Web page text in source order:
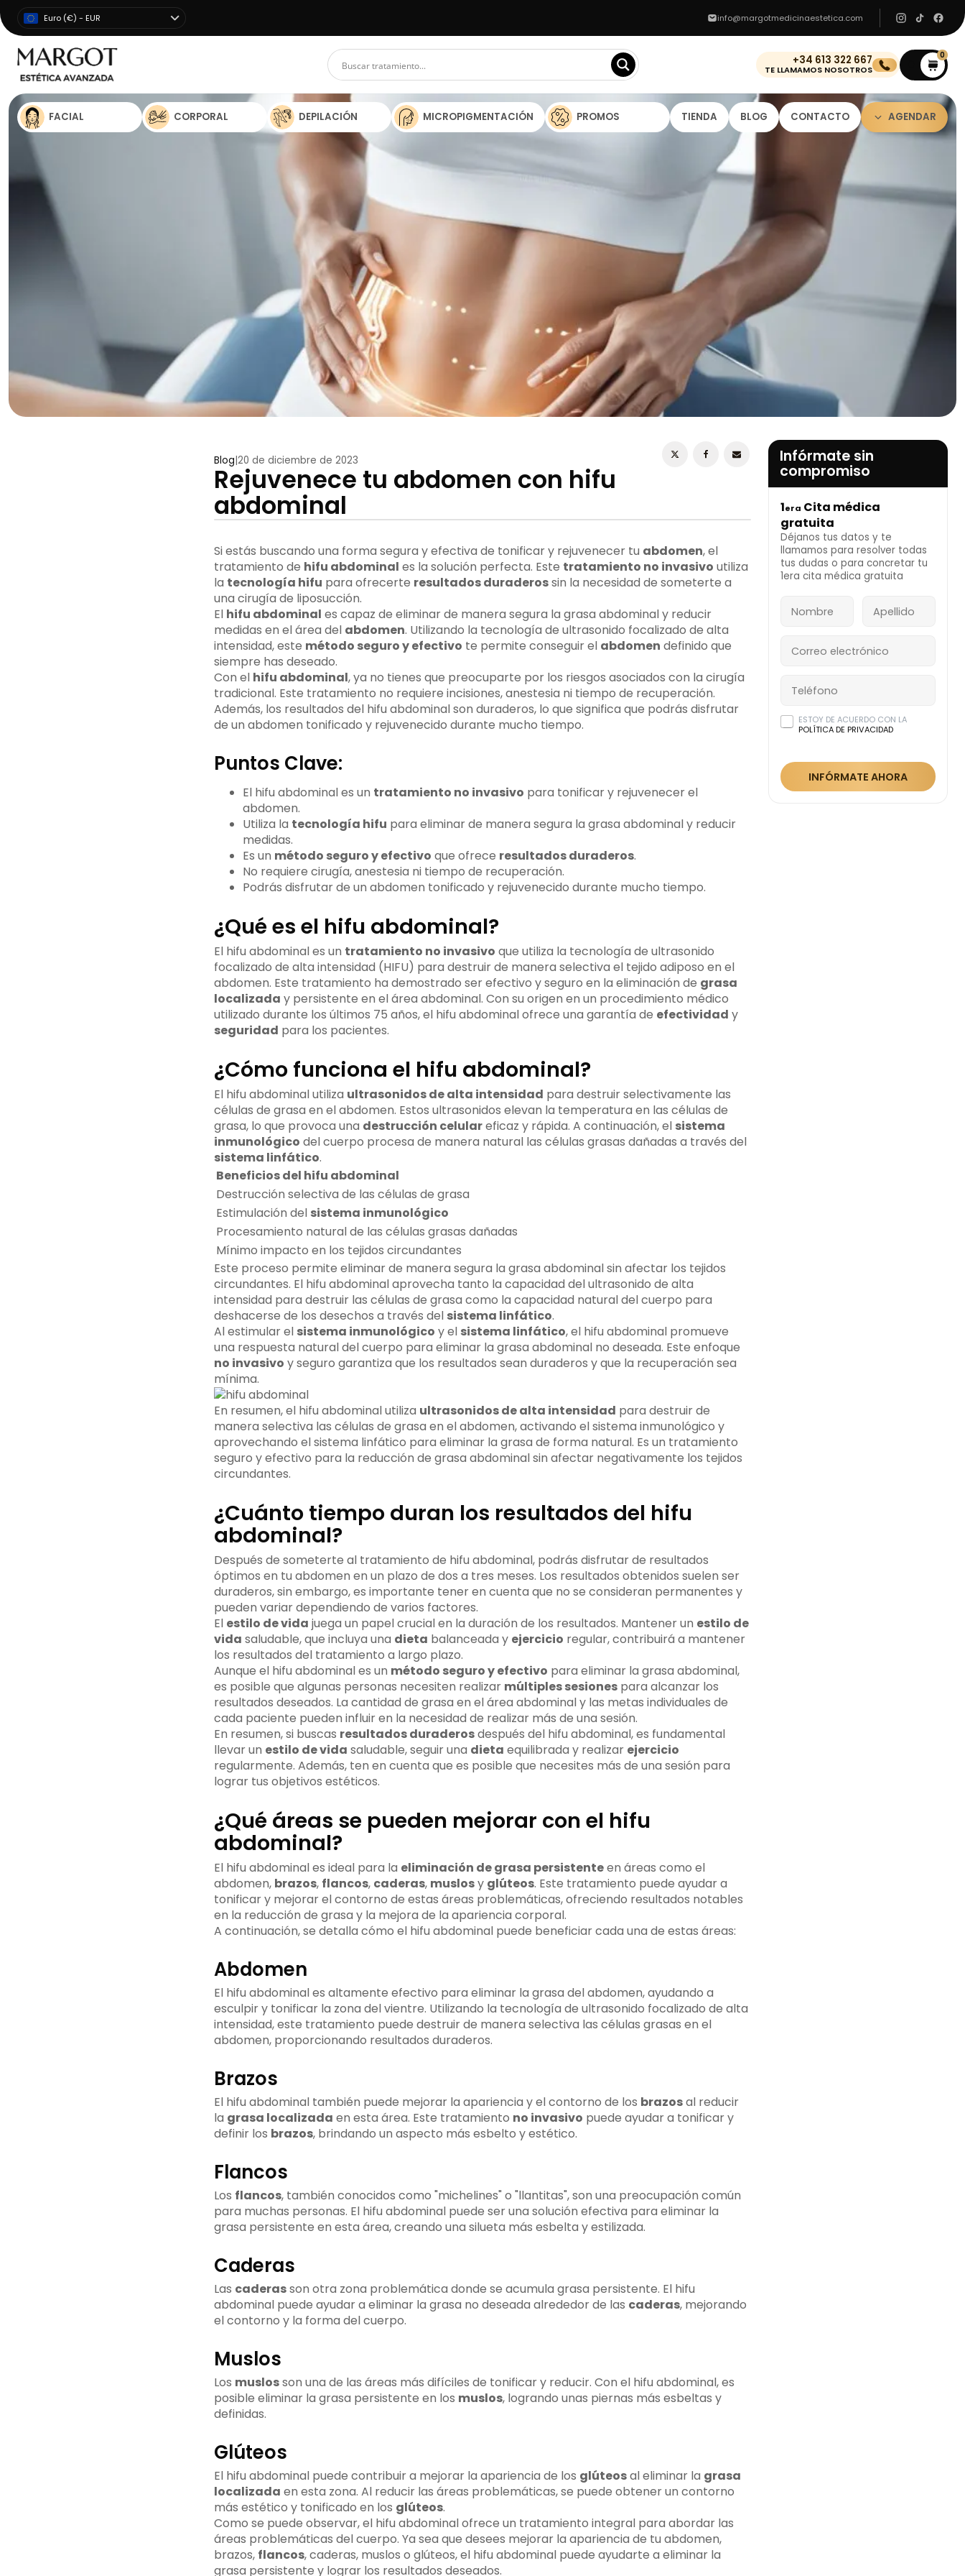
Euro (€) - EUR info@margotmedicinaestetica.com
+34 613 322 667
TE LLAMAMOS NOSOTROS
0
FACIAL CORPORAL DEPILACIÓN MICROPIGMENTACIÓN PROMOS TIENDA BLOG CONTACTO AGENDAR
ESTOY DE ACUERDO CON LA
POLÍTICA DE
PRIVACIDAD
INFÓRMATE AHORA
Blog 20 de diciembre de 2023
Rejuvenece tu abdomen con hifu
abdominal
Si estás buscando una forma segura y efectiva de tonificar y rejuvenecer tu abdomen, el
tratamiento de hifu abdominal es la solución perfecta. Este tratamiento no invasivo utiliza
la tecnología hifu para ofrecerte resultados duraderossin la necesidad de someterte a
una cirugía de liposucción.
El hifu abdominal es capaz de eliminar de manera segura la grasa abdominal y reducir
medidas en el área del abdomen. Utilizando la tecnología de ultrasonido focalizado de alta
intensidad, este método seguro y efectivo te permite conseguir el abdomen definido que
siempre has deseado.
Con el hifu abdominal, ya no tienes que preocuparte por los riesgos asociados con la cirugía
tradicional. Este tratamiento no requiere incisiones, anestesia ni tiempo de recuperación.
Además, los resultados del hifu abdominal son duraderos, lo que significa que podrás disfrutar
de un abdomen tonificado y rejuvenecido durante mucho tiempo.
Puntos Clave:
El hifu abdominal es un tratamiento no invasivo para tonificar y rejuvenecer el
abdomen.
Utiliza la tecnología hifu para eliminar de manera segura la grasa abdominal y reducir
medidas.
Es un método seguro y efectivo que ofrece resultados duraderos.
No requiere cirugía, anestesia ni tiempo de recuperación.
Podrás disfrutar de un abdomen tonificado y rejuvenecido durante mucho tiempo.
¿Qué es el hifu abdominal?
El hifu abdominal es un tratamiento no invasivo que utiliza la tecnología de ultrasonido
focalizado de alta intensidad (HIFU) para destruir de manera selectiva el tejido adiposo en el
abdomen. Este tratamiento ha demostrado ser efectivo y seguro en la eliminación de grasa
localizada y persistente en el área abdominal. Con su origen en un procedimiento médico
utilizado durante los últimos 75 años, el hifu abdominal ofrece una garantía de efectividad y
seguridad para los pacientes.
¿Cómo funciona el hifu abdominal?
El hifu abdominal utiliza ultrasonidos de alta intensidad para destruir selectivamente las
células de grasa en el abdomen. Estos ultrasonidos elevan la temperatura en las células de
grasa, lo que provoca una destrucción celulareficaz y rápida. A continuación, el sistema
inmunológico del cuerpo procesa de manera natural las células grasas dañadas a través del
sistema linfático.
Beneficios del hifu abdominal
Destrucción selectiva de las células de grasa
Estimulación del sistema inmunológico
Procesamiento natural de las células grasas dañadas
Mínimo impacto en los tejidos circundantes
Este proceso permite eliminar de manera segura la grasa abdominal sin afectar los tejidos
circundantes. El hifu abdominal aprovecha tanto la capacidad del ultrasonido de alta
intensidad para destruir las células de grasa como la capacidad natural del cuerpo para
deshacerse de los desechos a través del sistema linfático.
Al estimular el sistema inmunológico y el sistema linfático, el hifu abdominal promueve
una respuesta natural del cuerpo para eliminar la grasa abdominal no deseada. Este enfoque
no invasivo y seguro garantiza que los resultados sean duraderos y que la recuperación sea
mínima.
En resumen, el hifu abdominal utiliza ultrasonidos de alta intensidad para destruir de
manera selectiva las células de grasa en el abdomen, activando el sistema inmunológico y
aprovechando el sistema linfático para eliminar la grasa de forma natural. Es un tratamiento
seguro y efectivo para la reducción de grasa abdominal sin afectar negativamente los tejidos
circundantes.
¿Cuánto tiempo duran los resultados del hifu
abdominal?
Después de someterte al tratamiento de hifu abdominal, podrás disfrutar de resultados
óptimos en tu abdomen en un plazo de dos a tres meses. Los resultados obtenidos suelen ser
duraderos, sin embargo, es importante tener en cuenta que no se consideran permanentes y
pueden variar dependiendo de varios factores.
El estilo de vida juega un papel crucial en la duración de los resultados. Mantener un estilo de
vida saludable, que incluya una dieta balanceada y ejercicio regular, contribuirá a mantener
los resultados del tratamiento a largo plazo.
Aunque el hifu abdominal es un método seguro y efectivo para eliminar la grasa abdominal,
es posible que algunas personas necesiten realizar múltiples sesionespara alcanzar los
resultados deseados. La cantidad de grasa en el área abdominal y las metas individuales de
cada paciente pueden influir en la necesidad de realizar más de una sesión.
En resumen, si buscas resultados duraderosdespués del hifu abdominal, es fundamental
llevar un estilo de vida saludable, seguir una dieta equilibrada y realizar ejercicio
regularmente. Además, ten en cuenta que es posible que necesites más de una sesión para
lograr tus objetivos estéticos.
¿Qué áreas se pueden mejorar con el hifu
abdominal?
El hifu abdominal es ideal para la eliminación de grasa persistenteen áreas como el
abdomen, brazos, flancos, caderas, muslosy glúteos. Este tratamiento puede ayudar a
tonificar y mejorar el contorno de estas áreas problemáticas, ofreciendo resultados notables
en la reducción de grasa y la mejora de la apariencia corporal.
A continuación, se detalla cómo el hifu abdominal puede beneficiar cada una de estas áreas:
Abdomen
El hifu abdominal es altamente efectivo para eliminar la grasa del abdomen, ayudando a
esculpir y tonificar la zona del vientre. Utilizando la tecnología de ultrasonido focalizado de alta
intensidad, este tratamiento puede destruir de manera selectiva las células grasas en el
abdomen, proporcionando resultados duraderos.
Brazos
El hifu abdominal también puede mejorar la apariencia y el contorno de los brazosal reducir
la grasa localizada en esta área. Este tratamiento no invasivo puede ayudar a tonificar y
definir los brazos, brindando un aspecto más esbelto y estético.
Flancos
Los flancos, también conocidos como "michelines" o "llantitas", son una preocupación común
para muchas personas. El hifu abdominal puede ser una solución efectiva para eliminar la
grasa persistente en esta área, creando una silueta más esbelta y estilizada.
Caderas
Las caderasson otra zona problemática donde se acumula grasa persistente. El hifu
abdominal puede ayudar a eliminar la grasa no deseada alrededor de las caderas, mejorando
el contorno y la forma del cuerpo.
Muslos
Los muslosson una de las áreas más difíciles de tonificar y reducir. Con el hifu abdominal, es
posible eliminar la grasa persistente en los muslos, logrando unas piernas más esbeltas y
definidas.
Glúteos
El hifu abdominal puede contribuir a mejorar la apariencia de los glúteosal eliminar la grasa
localizada en esta zona. Al reducir las áreas problemáticas, se puede obtener un contorno
más estético y tonificado en los glúteos.
Como se puede observar, el hifu abdominal ofrece un tratamiento integral para abordar las
áreas problemáticas del cuerpo. Ya sea que desees mejorar la apariencia de tu abdomen,
brazos, flancos, caderas, muslos o glúteos, el hifu abdominal puede ayudarte a eliminar la
grasa persistente y lograr los resultados deseados.
Infórmate sin
compromiso
1era Cita médica
gratuita
Déjanos tus datos y te
llamamos para resolver todas
tus dudas o para concretar tu
1era cita médica gratuita
ESTOY DE ACUERDO CON LA
POLÍTICA DE PRIVACIDAD
INFÓRMATE AHORA